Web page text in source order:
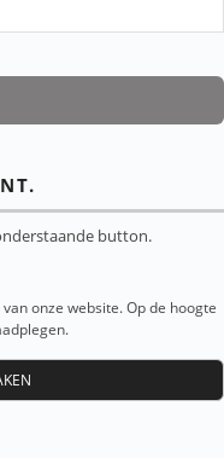
button.
onze website. Op de hoogte